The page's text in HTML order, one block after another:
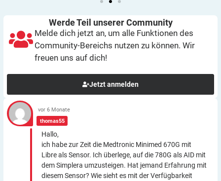
Werde Teil unserer Community
Melde dich jetzt an, um alle Funktionen des
Community-Bereichs nutzen zu können. Wir
freuen uns auf dich!
Jetzt anmelden
thomas55
vor 6 Monate
Hallo,
ich habe zur Zeit die Medtronic Minimed 670G mit
Libre als Sensor. Ich überlege, auf die 780G als AID mit
dem Simplera umzusteigen. Hat jemand Erfahrung mit
diesem Sensor? Wie sieht es mit der Verfügbarkeit